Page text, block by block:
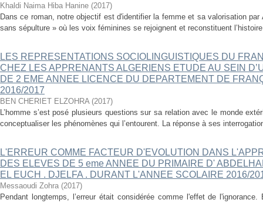
Khaldi Naima Hiba Hanine (2017)
Dans ce roman, notre objectif est d'identifier la femme et sa valorisation
sans sépulture » où les voix féminines se rejoignent et reconstituent
LES REPRESENTATIONS SOCIOLINGUISTIQUES DU
CHEZ LES APPRENANTS ALGERIENS ETUDE AU SEIN
DE 2 EME ANNEE LICENCE DU DEPARTEMENT DE
2016/2017
BEN CHERIET ELZOHRA (2017)
L’homme s’est posé plusieurs questions sur sa relation avec le monde
conceptualiser les phénomènes qui l’entourent. La réponse à ses
L'ERREUR COMME FACTEUR D'EVOLUTION DANS
DES ELEVES DE 5 eme ANNEE DU PRIMAIRE D'
EL EUCH . DJELFA . DURANT L'ANNEE SCOLAIRE 2016/
Messaoudi Zohra (2017)
Pendant longtemps, l’erreur était considérée comme l'effet de l'ignorance.